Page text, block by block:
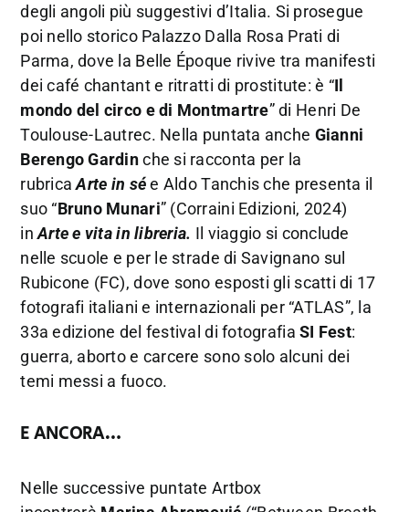
degli angoli più suggestivi d’Italia. Si prosegue
poi nello storico Palazzo Dalla Rosa Prati di
Parma, dove la Belle Époque rivive tra manifesti
dei café chantant e ritratti di prostitute: è “Il
mondo del circo e di Montmartre” di Henri De
Toulouse-Lautrec. Nella puntata anche Gianni
Berengo Gardinche si racconta per la
rubricaArte in sée Aldo Tanchis che presenta il
suo “Bruno Munari” (Corraini Edizioni, 2024)
inArte e vita in libreria. Il viaggio si conclude
nelle scuole e per le strade di Savignano sul
Rubicone (FC), dove sono esposti gli scatti di 17
fotografi italiani e internazionali per “ATLAS”, la
33a edizione del festival di fotografiaSI Fest:
guerra, aborto e carcere sono solo alcuni dei
temi messi a fuoco.
E ANCORA…
Nelle successive puntate Artbox